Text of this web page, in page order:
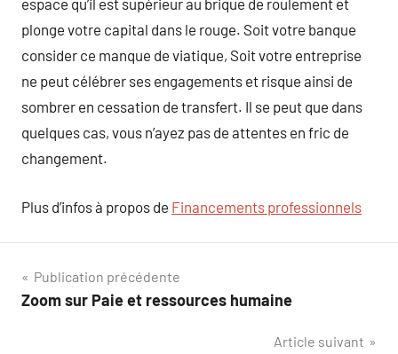
espace qu’il est supérieur au brique de roulement et
plonge votre capital dans le rouge. Soit votre banque
consider ce manque de viatique, Soit votre entreprise
ne peut célébrer ses engagements et risque ainsi de
sombrer en cessation de transfert. Il se peut que dans
quelques cas, vous n’ayez pas de attentes en fric de
changement.
Plus d’infos à propos de Financements professionnels
Navigation
de
Publication précédente
Zoom sur Paie et ressources humaine
Article suivant